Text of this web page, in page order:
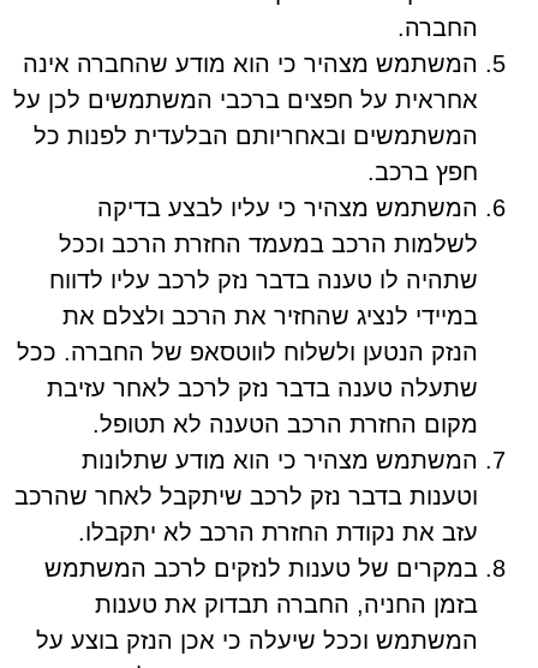
החברה.
המשתמש מצהיר כי הוא מודע שהחברה אינה
אחראית על חפצים ברכבי המשתמשים לכן על
המשתמשים ובאחריותם הבלעדית לפנות כל
חפץ ברכב.
המשתמש מצהיר כי עליו לבצע בדיקה
לשלמות הרכב במעמד החזרת הרכב וככל
שתהיה לו טענה בדבר נזק לרכב עליו לדווח
במיידי לנציג שהחזיר את הרכב ולצלם את
הנזק הנטען ולשלוח לווטסאפ של החברה. ככל
שתעלה טענה בדבר נזק לרכב לאחר עזיבת
מקום החזרת הרכב הטענה לא תטופל.
המשתמש מצהיר כי הוא מודע שתלונות
וטענות בדבר נזק לרכב שיתקבל לאחר שהרכב
עזב את נקודת החזרת הרכב לא יתקבלו.
במקרים של טענות לנזקים לרכב המשתמש
בזמן החניה, החברה תבדוק את טענות
המשתמש וככל שיעלה כי אכן הנזק בוצע על